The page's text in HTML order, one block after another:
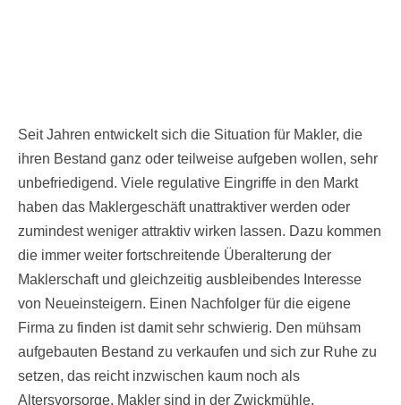
Seit Jahren entwickelt sich die Situation für Makler, die
ihren Bestand ganz oder teilweise aufgeben wollen, sehr
unbefriedigend. Viele regulative Eingriffe in den Markt
haben das Maklergeschäft unattraktiver werden oder
zumindest weniger attraktiv wirken lassen. Dazu kommen
die immer weiter fortschreitende Überalterung der
Maklerschaft und gleichzeitig ausbleibendes Interesse
von Neueinsteigern. Einen Nachfolger für die eigene
Firma zu finden ist damit sehr schwierig. Den mühsam
aufgebauten Bestand zu verkaufen und sich zur Ruhe zu
setzen, das reicht inzwischen kaum noch als
Altersvorsorge. Makler sind in der Zwickmühle.